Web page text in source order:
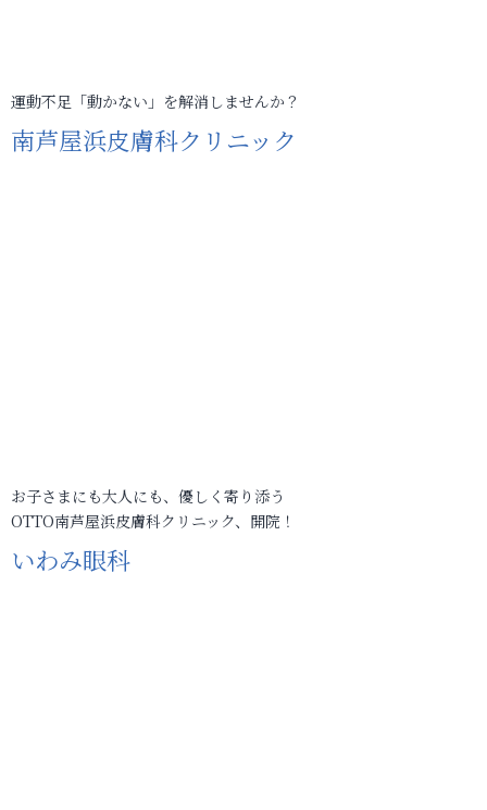
運動不足「動かない」を解消しませんか？
南芦屋浜皮膚科クリニック
お子さまにも大人にも、優しく寄り添う
OTTO南芦屋浜皮膚科クリニック、開院！
いわみ眼科